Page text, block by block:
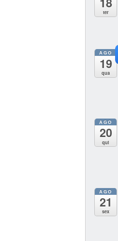
ter
AGO
19
qua
AGO
20
qui
AGO
21
sex